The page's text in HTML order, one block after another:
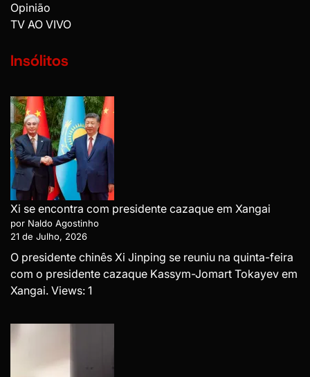
Opinião
TV AO VIVO
Insólitos
Xi se encontra com presidente cazaque em Xangai
por Naldo Agostinho
21 de Julho, 2026
O presidente chinês Xi Jinping se reuniu na quinta-feira
com o presidente cazaque Kassym-Jomart Tokayev em
Xangai. Views: 1